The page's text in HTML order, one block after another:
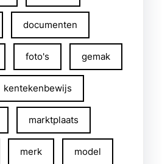
documenten
foto's gemak
kentekenbewijs
marktplaats
merk model